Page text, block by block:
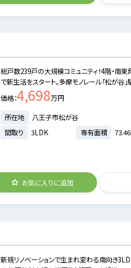
総戸数239戸の大規模コミュニティ！4階・南
で新生活をスタート。多摩モノレール「松が谷」
価格 4,698万円
所在地
八王子市松が谷
間取り
3LDK 専有面積
お気に入りに追加
新規リノベーションで生まれ変わる南向き